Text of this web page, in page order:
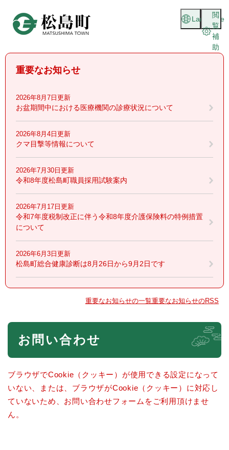
頭
閲
覧
補
助
Language
重要なお知らせ
2026年8月7日更新
お盆期間中における医療機関の診療状況について
2026年8月4日更新
クマ目撃等情報について
2026年7月30日更新
令和8年度松島町職員採用試験案内
2026年7月17日更新
令和7年度税制改正に伴う令和8年度介護保険料の特例措置
について
2026年6月3日更新
松島町総合健康診断は8月26日から9月2日です
重要なお知らせの一覧重要なお知らせのRSS
本
お問い合わせ
ブラウザでCookie（クッキー）が使用できる設定になって
いない、または、ブラウザがCookie（クッキー）に対応し
ていないため、お問い合わせフォームをご利用頂けませ
ん。